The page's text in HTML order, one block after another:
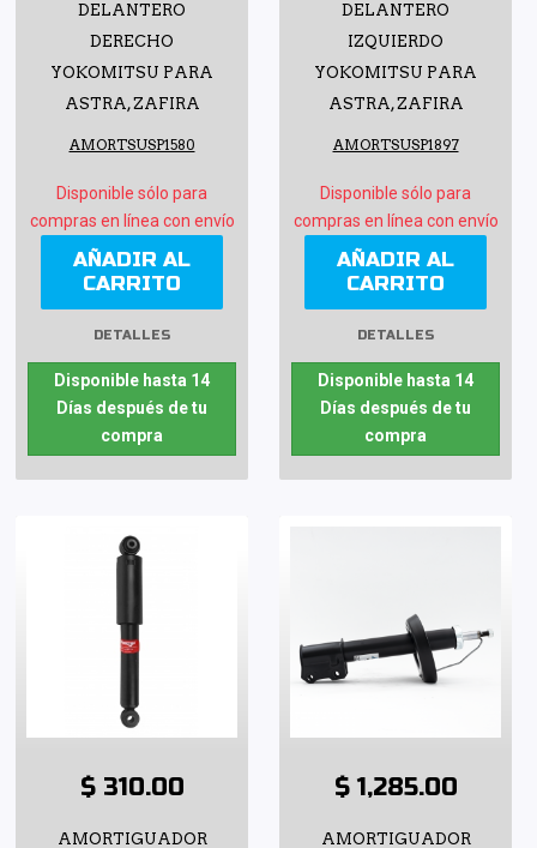
DELANTERO
DERECHO
YOKOMITSU PARA
ASTRA, ZAFIRA
AMORTSUSP1580
Disponible sólo para
compras en línea con envío
AÑADIR AL
CARRITO
DETALLES
Disponible hasta 14
Días después de tu
compra
DELANTERO
IZQUIERDO
YOKOMITSU PARA
ASTRA, ZAFIRA
AMORTSUSP1897
Disponible sólo para
compras en línea con envío
AÑADIR AL
CARRITO
DETALLES
Disponible hasta 14
Días después de tu
compra
$ 310.00
AMORTIGUADOR
$ 1,285.00
AMORTIGUADOR